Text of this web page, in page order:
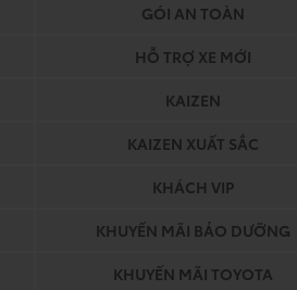
GÓI AN TOÀN
HỖ TRỢ XE MỚI
KAIZEN
KAIZEN XUẤT SẮC
KHÁCH VIP
KHUYẾN MÃI BẢO DƯỠNG
KHUYẾN MÃI TOYOTA